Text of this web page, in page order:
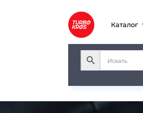
Каталог